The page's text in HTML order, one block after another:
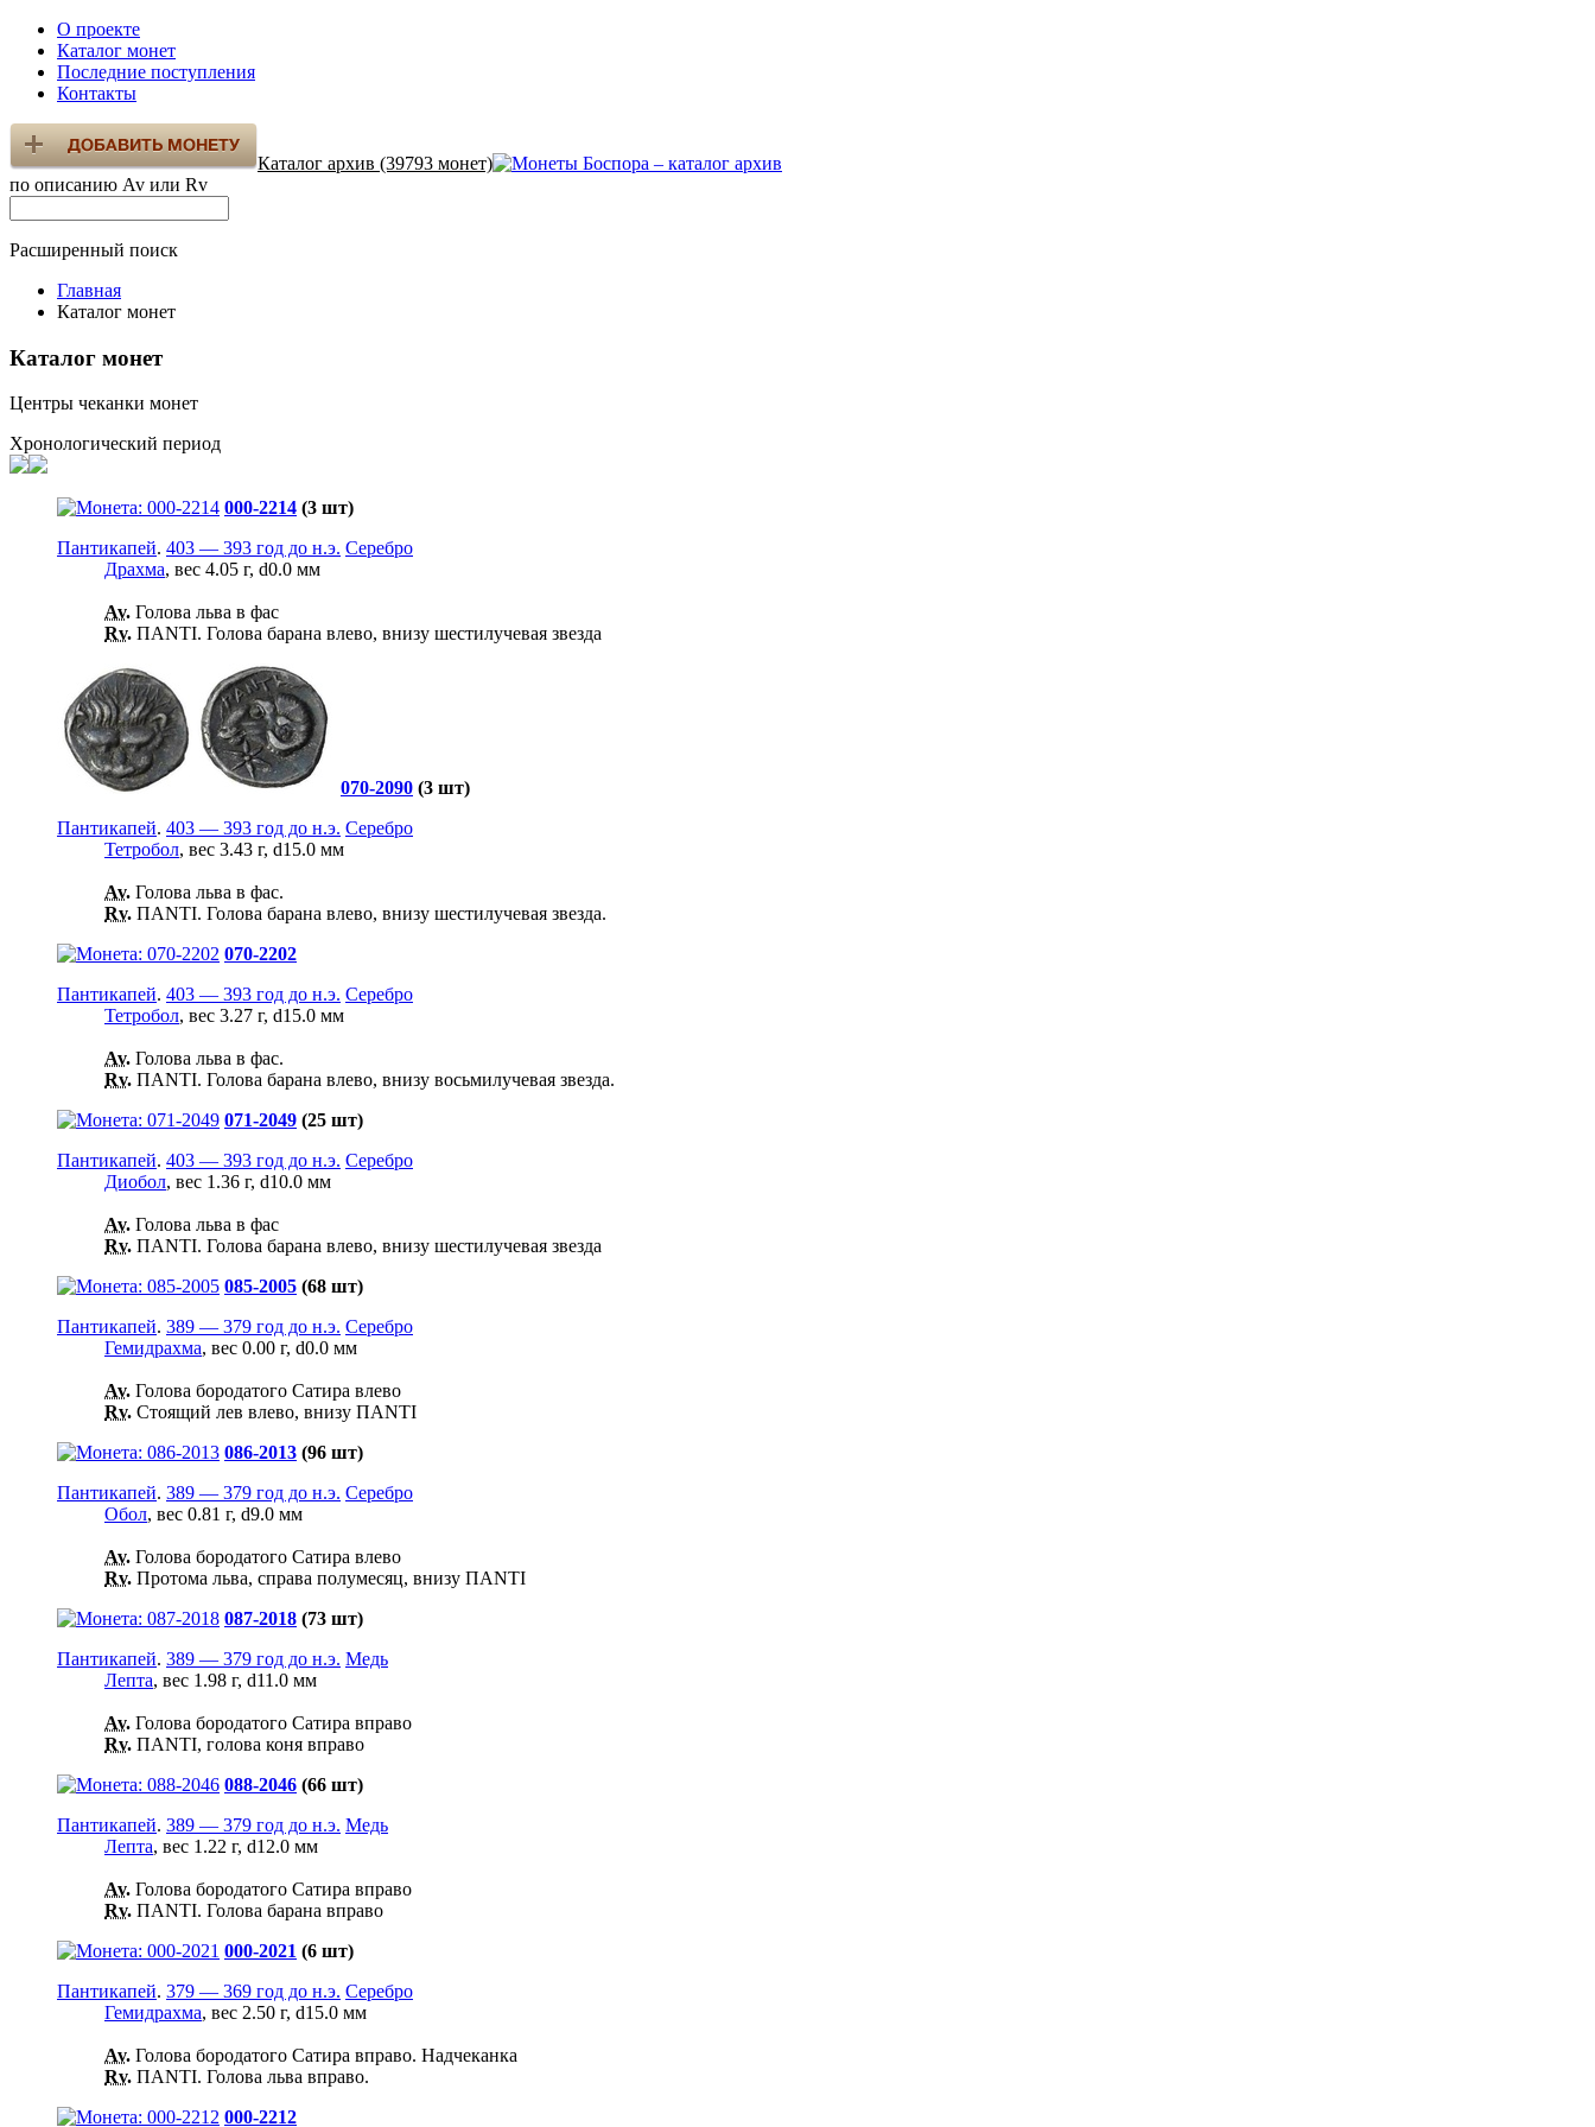
О проекте
Каталог монет
Последние поступления
Контакты
Каталог архив (39793 монет)
по описанию Av или Rv
Расширенный поиск
Главная
Каталог монет
Каталог монет
Центры чеканки монет
Хронологический период
000-2214 (3 шт)
Пантикапей. 403 — 393 год до н.э. Серебро
Драхма, вес 4.05 г, d0.0 мм
Av. Голова льва в фас
Rv. ΠΑΝΤΙ. Голова барана влево, внизу шестилучевая звезда
070-2090 (3 шт)
Пантикапей. 403 — 393 год до н.э. Серебро
Тетробол, вес 3.43 г, d15.0 мм
Av. Голова льва в фас.
Rv. ΠΑΝΤΙ. Голова барана влево, внизу шестилучевая звезда.
070-2202
Пантикапей. 403 — 393 год до н.э. Серебро
Тетробол, вес 3.27 г, d15.0 мм
Av. Голова льва в фас.
Rv. ΠΑΝΤΙ. Голова барана влево, внизу восьмилучевая звезда.
071-2049 (25 шт)
Пантикапей. 403 — 393 год до н.э. Серебро
Диобол, вес 1.36 г, d10.0 мм
Av. Голова льва в фас
Rv. ПАNTI. Голова барана влево, внизу шестилучевая звезда
085-2005 (68 шт)
Пантикапей. 389 — 379 год до н.э. Серебро
Гемидрахма, вес 0.00 г, d0.0 мм
Av. Голова бородатого Сатира влево
Rv. Стоящий лев влево, внизу ПАNTI
086-2013 (96 шт)
Пантикапей. 389 — 379 год до н.э. Серебро
Обол, вес 0.81 г, d9.0 мм
Av. Голова бородатого Сатира влево
Rv. Протома льва, справа полумесяц, внизу ПАNTI
087-2018 (73 шт)
Пантикапей. 389 — 379 год до н.э. Медь
Лепта, вес 1.98 г, d11.0 мм
Av. Голова бородатого Сатира вправо
Rv. ПАNТI, голова коня вправо
088-2046 (66 шт)
Пантикапей. 389 — 379 год до н.э. Медь
Лепта, вес 1.22 г, d12.0 мм
Av. Голова бородатого Сатира вправо
Rv. ПАNTI. Голова барана вправо
000-2021 (6 шт)
Пантикапей. 379 — 369 год до н.э. Серебро
Гемидрахма, вес 2.50 г, d15.0 мм
Av. Голова бородатого Сатира вправо. Надчеканка
Rv. ПАNTI. Голова льва вправо.
000-2212